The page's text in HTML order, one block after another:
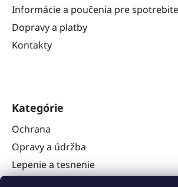
Informácie a poučenia pre
Dopravy a platby
Kontakty
Kategórie
Ochrana
Opravy a údržba
Lepenie a tesnenie